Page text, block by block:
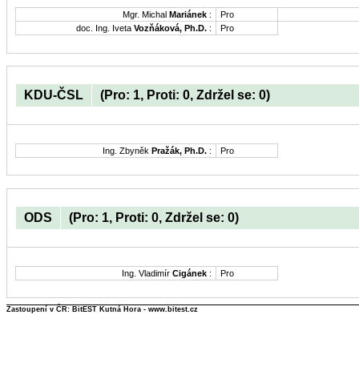
Mgr. Michal Mariánek :
Pro
doc. Ing. Iveta Vozňáková, Ph.D. : Pro
KDU-ČSL (Pro: 1, Proti: 0, Zdržel se: 0)
Ing. Zbyněk Pražák, Ph.D. : Pro
ODS (Pro: 1, Proti: 0, Zdržel se: 0)
Ing. Vladimír Cigánek : Pro
Zastoupení v ČR: BitEST Kutná Hora - www.bitest.cz